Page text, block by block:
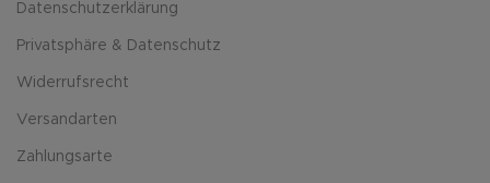
Datenschutzerklärung
Privatsphäre & Datenschutz
Widerrufsrecht
Versandarten
Zahlungsarte